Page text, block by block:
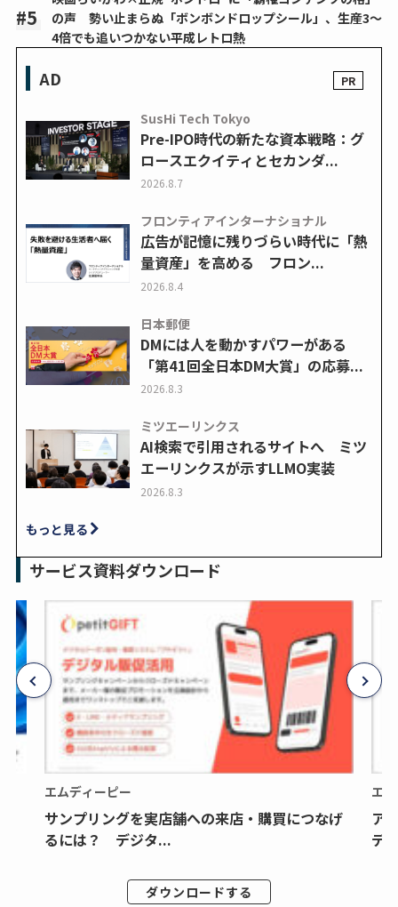
の声 勢い止まらぬ「ボンボンドロップシール」、生産3～
4倍でも追いつかない平成レトロ熱
AD
SusHi Tech Tokyo
Pre-IPO時代の新たな資本戦略：グ
ロースエクイティとセカンダ...
2026.8.7
フロンティアインターナショナル
広告が記憶に残りづらい時代に「熱
量資産」を高める フロン...
2026.8.4
日本郵便
DMには人を動かすパワーがある
「第41回全日本DM大賞」の応募...
2026.8.3
ミツエーリンクス
AI検索で引用されるサイトへ ミツ
エーリンクスが示すLLMO実装
2026.8.3
もっと見る
サービス資料ダウンロード
エムディーピー
サンプリングを実店舗への来店・購買につなげ
るには？ デジタ...
ダウンロードする
エ
ア
デ